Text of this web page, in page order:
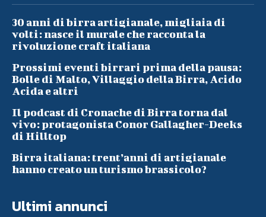
30 anni di birra artigianale, migliaia di
volti: nasce il murale che racconta la
rivoluzione craft italiana
Prossimi eventi birrari prima della pausa:
Bolle di Malto, Villaggio della Birra, Acido
Acida e altri
Il podcast di Cronache di Birra torna dal
vivo: protagonista Conor Gallagher-Deeks
di Hilltop
Birra italiana: trent’anni di artigianale
hanno creato un turismo brassicolo?
Ultimi annunci